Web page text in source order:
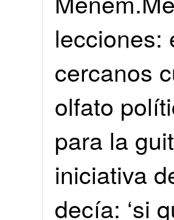
lecciones:
cercanos
olfato
para la
iniciativa
decía: ‘si